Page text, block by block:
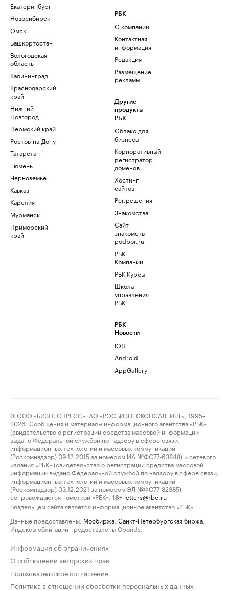
Екатеринбург
Новосибирск
Омск
Башкортостан
Вологодская
область
Калининград
Краснодарский
край
Нижний
Новгород
Пермский край
Ростов-на-Дону
Татарстан
Тюмень
Черноземье
Кавказ
Карелия
Мурманск
Приморский
край
РБК
О компании
Контактная
информация
Редакция
Размещение
рекламы
Другие
продукты
РБК
Облако для
бизнеса
Корпоративный
регистратор
доменов
Хостинг
сайтов
Рег.решения
Знакомства
Сайт
знакомств
podbor.ru
РБК
Компании
РБК Курсы
Школа
управления
РБК
РБК
Новости
iOS
Android
AppGallery
© ООО «БИЗНЕСПРЕСС», АО «РОСБИЗНЕСКОНСАЛТИНГ», 1995–
2026. Сообщения и материалы информационного агентства «РБК»
(свидетельство о регистрации средства массовой информации
выдано Федеральной службой по надзору в сфере связи,
информационных технологий и массовых коммуникаций
(Роскомнадзор) 09.12.2015 за номером ИА №ФС77-63848) и сетевого
издания «РБК» (свидетельство о регистрации средства массовой
информации выдано Федеральной службой по надзору в сфере связи,
информационных технологий и массовых коммуникаций
(Роскомнадзор) 03.12.2021 за номером ЭЛ №ФС77-82385)
сопровождаются пометкой «РБК».
18+ letters@rbc.ru
Владельцем сайта является информационное агентство «РБК».
Данные предоставлены: Мосбиржа Санкт-Петербургская биржа
Индексы облигаций предоставлены Cbonds.
Информация об ограничениях
О соблюдении авторских прав
Пользовательское соглашение
Политика в отношении обработки персональных данных